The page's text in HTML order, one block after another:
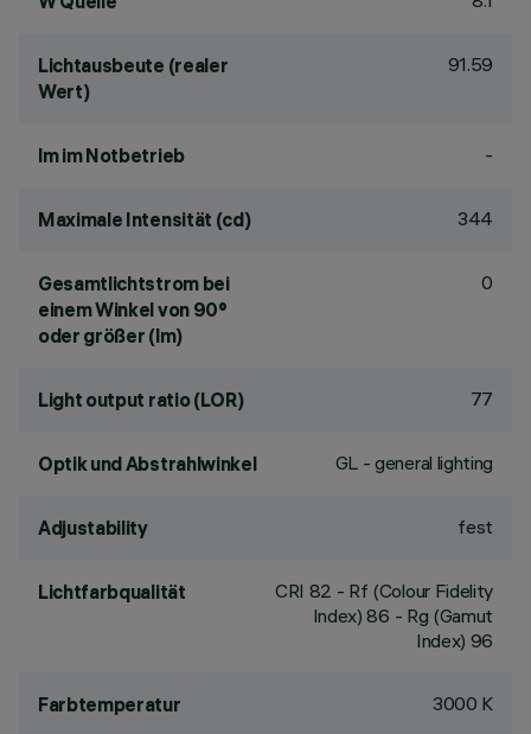
Lichtausbeute (realer
Wert)
91.59
lm im Notbetrieb -
Maximale Intensität (cd) 344
Gesamtlichtstrom bei
einem Winkel von 90°
oder größer (lm)
0
Light output ratio (LOR) 77
Optik und Abstrahlwinkel GL - general lighting
Adjustability fest
Lichtfarbqualität CRI 82 - Rf (Colour Fidelity
Index) 86 - Rg (Gamut
Index) 96
Farbtemperatur 3000 K